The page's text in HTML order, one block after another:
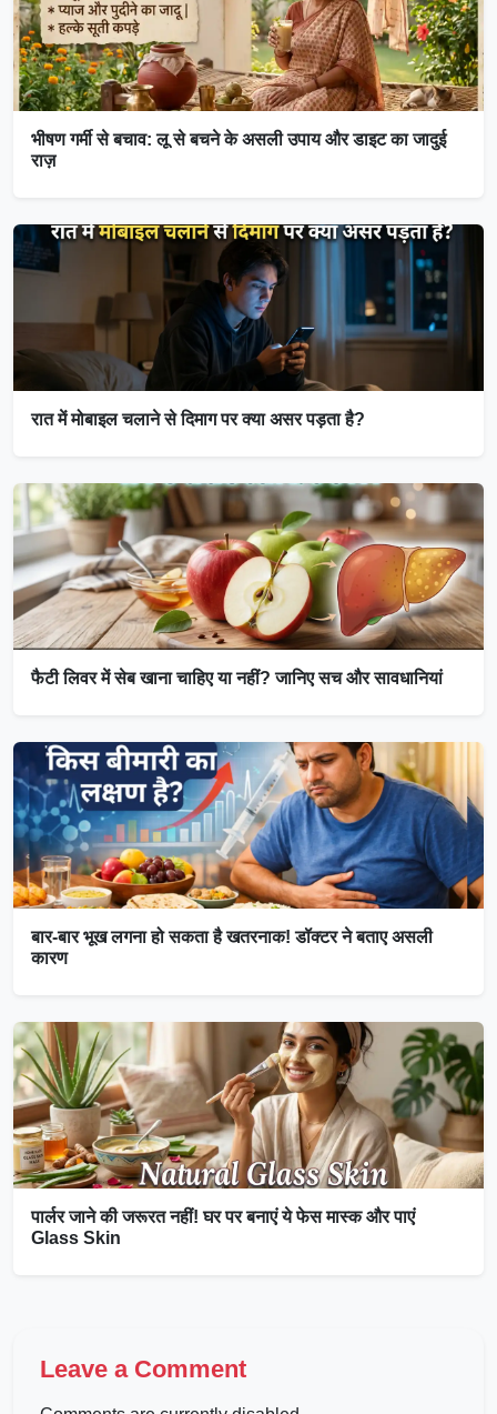
भीषण गर्मी से बचाव: लू से बचने के असली उपाय और डाइट का जादुई
राज़
रात में मोबाइल चलाने से दिमाग पर क्या असर पड़ता है?
फैटी लिवर में सेब खाना चाहिए या नहीं? जानिए सच और सावधानियां
बार-बार भूख लगना हो सकता है खतरनाक! डॉक्टर ने बताए असली
कारण
पार्लर जाने की जरूरत नहीं! घर पर बनाएं ये फेस मास्क और पाएं
Glass Skin
Leave a Comment